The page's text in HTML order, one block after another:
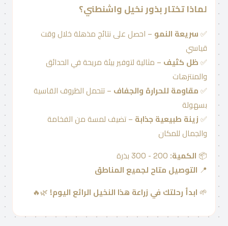
لماذا تختار بذور نخيل واشنطني؟
✅ سريعة النمو – احصل على نتائج مذهلة خلال وقت
قياسي
✅ ظل كثيف – مثالية لتوفير بيئة مريحة في الحدائق
والمنتزهات
✅ مقاومة للحرارة والجفاف – تتحمل الظروف القاسية
بسهولة
✅ زينة طبيعية جذابة – تضيف لمسة من الفخامة
والجمال للمكان
📦 الكمية: 200 - 300 بذرة
📍 التوصيل متاح لجميع المناطق
🌱 ابدأ رحلتك في زراعة هذا النخيل الرائع اليوم! 🌿🔥